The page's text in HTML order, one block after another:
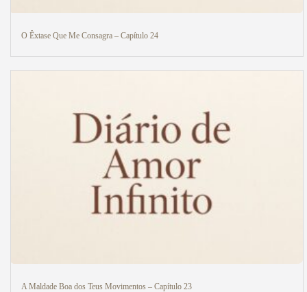
O Êxtase Que Me Consagra – Capítulo 24
A Maldade Boa dos Teus Movimentos – Capítulo 23